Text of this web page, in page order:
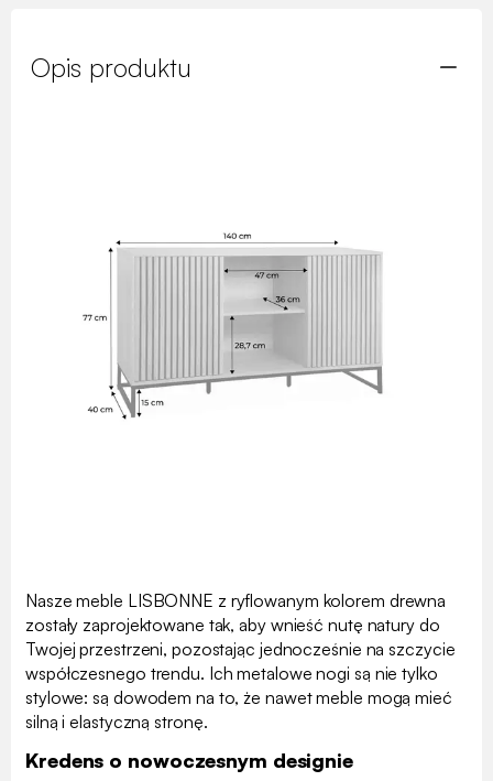
Opis produktu
Nasze meble LISBONNE z ryflowanym kolorem drewna
zostały zaprojektowane tak, aby wnieść nutę natury do
Twojej przestrzeni, pozostając jednocześnie na szczycie
współczesnego trendu. Ich metalowe nogi są nie tylko
stylowe: są dowodem na to, że nawet meble mogą mieć
silną i elastyczną stronę.
Kredens o nowoczesnym designie